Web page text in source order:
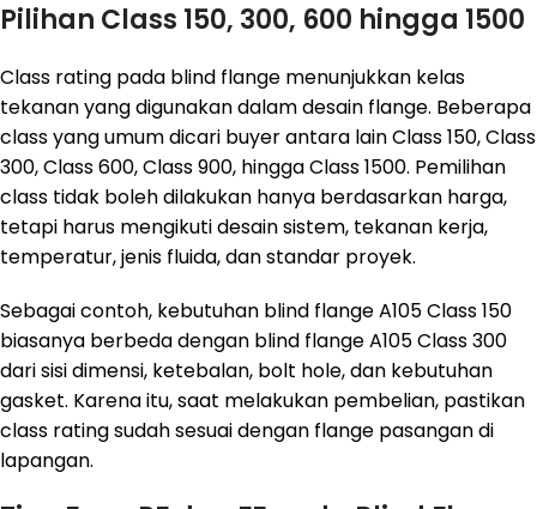
Pilihan Class 150, 300, 600 hingga 1500
Class rating pada blind flange menunjukkan kelas
tekanan yang digunakan dalam desain flange. Beberapa
class yang umum dicari buyer antara lain Class 150, Class
300, Class 600, Class 900, hingga Class 1500. Pemilihan
class tidak boleh dilakukan hanya berdasarkan harga,
tetapi harus mengikuti desain sistem, tekanan kerja,
temperatur, jenis fluida, dan standar proyek.
Sebagai contoh, kebutuhan blind flange A105 Class 150
biasanya berbeda dengan blind flange A105 Class 300
dari sisi dimensi, ketebalan, bolt hole, dan kebutuhan
gasket. Karena itu, saat melakukan pembelian, pastikan
class rating sudah sesuai dengan flange pasangan di
lapangan.